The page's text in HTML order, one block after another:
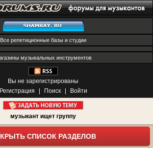
Все репетиционные базы и студии
музыкальных инструментов
Вы не зарегистрированы
Регистрация
Поиск Войти
музыкант ищет группу
СПИСОК РАЗДЕЛОВ